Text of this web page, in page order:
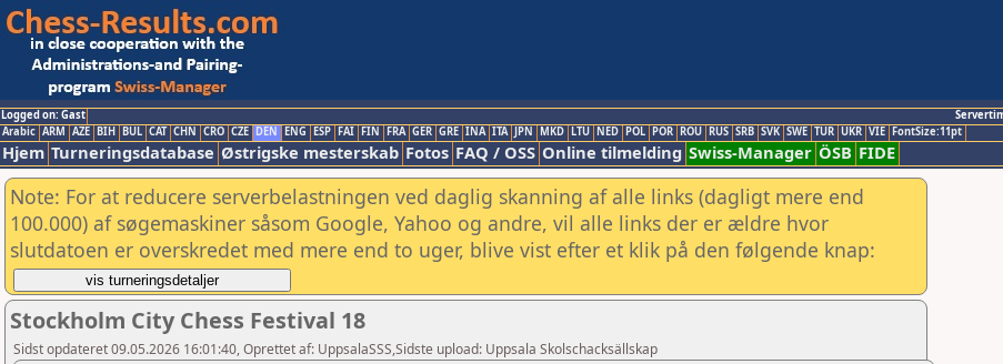
Logged on: Gast
Arabic ARM AZE BIH BUL CAT CHN CRO CZE DEN ENG ESP FAI FIN FRA GER GRE INA ITA JPN MKD LTU NED POL POR ROU RUS SRB SVK SWE TUR UKR VIE FontSize:11pt
Hjem Turneringsdatabase Østrigske mesterskab Fotos FAQ / OSS Online tilmelding Swiss-Manager ÖSB FIDE
Note: For at reducere serverbelastningen ved daglig skanning af alle links (dagligt mere end
100.000) af søgemaskiner såsom Google, Yahoo og andre, vil alle links der er ældre hvor
slutdatoen er overskredet med mere end to uger, blive vist efter et klik på den følgende knap:
Stockholm City Chess Festival 18
Sidst opdateret 09.05.2026 16:01:40, Oprettet af: UppsalaSSS,Sidste upload: Uppsala Skolschacksällskap